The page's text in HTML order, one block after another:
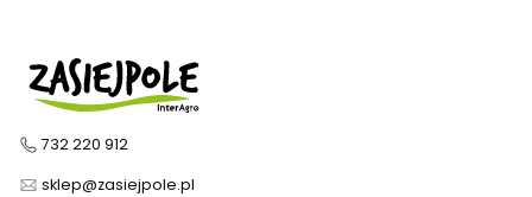
732 220 912
sklep@zasiejpole.pl